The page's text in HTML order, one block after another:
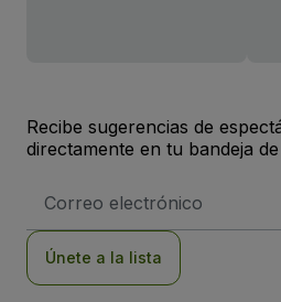
Recibe sugerencias de
directamente en tu bandeja
de
Únete a la lista